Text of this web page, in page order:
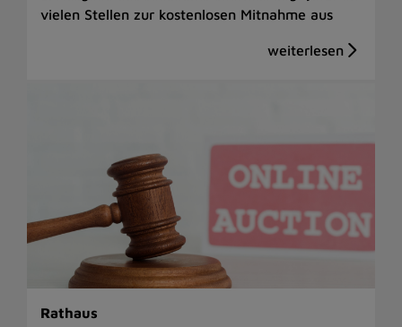
vielen Stellen zur kostenlosen Mitnahme aus
Rathaus